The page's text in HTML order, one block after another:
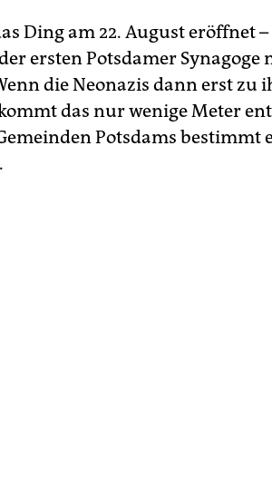
Ding am 22. August eröffnet
ersten Potsdamer Synagoge
die Neonazis dann erst
das nur wenige Meter
Potsdams bestimmt